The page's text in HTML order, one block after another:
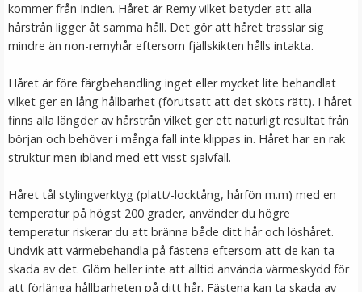
199 kr
LÄGG I VARUKORG
Blomkrans vit till Midsommar
kommer från Indien. Håret är Remy vilket betyder att alla
hårstrån ligger åt samma håll. Det gör att håret trasslar sig
mindre än non-remyhår eftersom fjällskikten hålls intakta.
Håret är före färgbehandling inget eller mycket lite behandlat
vilket ger en lång hållbarhet (förutsatt att det sköts rätt). I håret
finns alla längder av hårstrån vilket ger ett naturligt resultat från
början och behöver i många fall inte klippas in. Håret har en rak
struktur men ibland med ett visst självfall.
Håret tål stylingverktyg (platt/-locktång, hårfön m.m) med en
temperatur på högst 200 grader, använder du högre
temperatur riskerar du att bränna både ditt hår och löshåret.
Undvik att värmebehandla på fästena eftersom att de kan ta
skada av det. Glöm heller inte att alltid använda värmeskydd för
att förlänga hållbarheten på ditt hår. Fästena kan ta skada av